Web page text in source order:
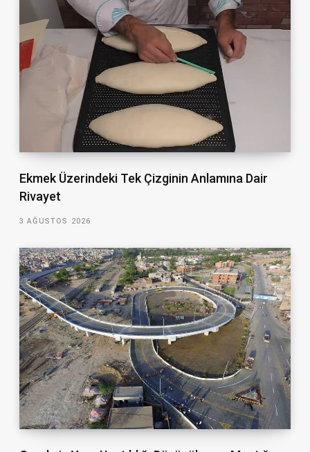
Ekmek Üzerindeki Tek Çizginin Anlamına Dair
Rivayet
3 AĞUSTOS 2026